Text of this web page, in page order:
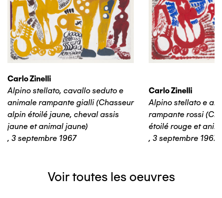
Carlo Zinelli
Alpino stellato, cavallo seduto e
animale rampante gialli (Chasseur
alpin étoilé jaune, cheval assis
jaune et animal jaune)
, 3 septembre 1967
Carlo Zinelli
Alpino stellato e
rampante rossi
étoilé rouge et
, 3 septembre 1967
Voir toutes les oeuvres